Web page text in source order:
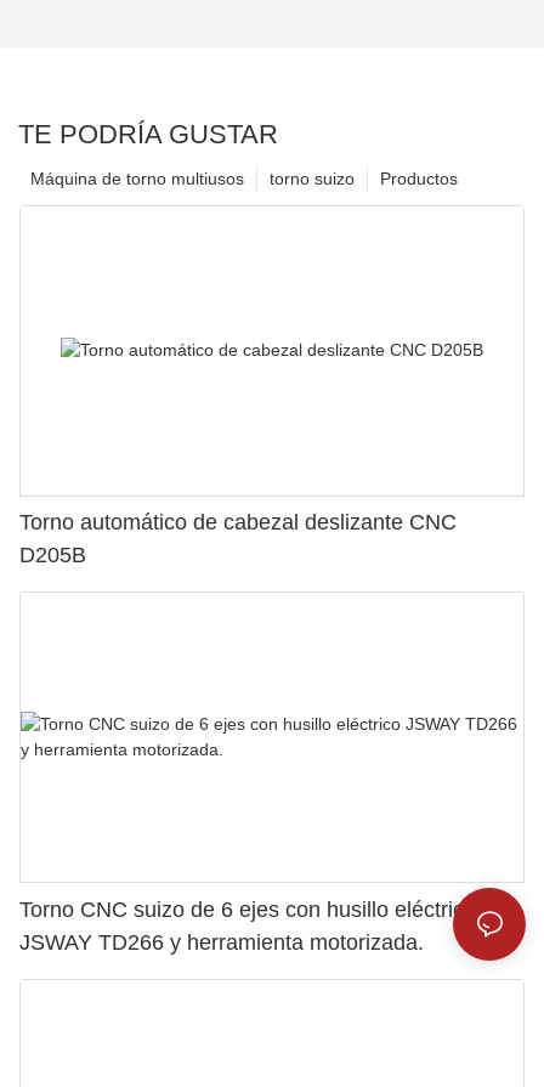
TE PODRÍA GUSTAR
Productos
torno suizo
Máquina de torno multiusos
Torno automático de cabezal deslizante CNC
D205B
Torno CNC suizo de 6 ejes con husillo eléctrico
JSWAY TD266 y herramienta motorizada.